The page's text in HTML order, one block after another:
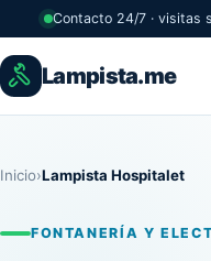
Contacto 24/7 · visitas
Lampista.me
Inicio›Lampista Hospitalet
FONTANERÍA Y